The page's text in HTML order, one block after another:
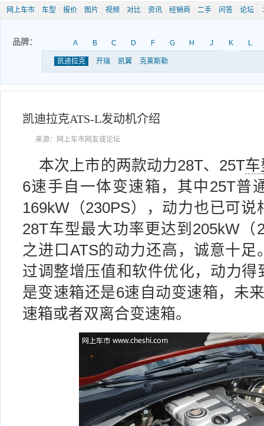
网上车市 车型 报价 图片 视频 对比 资讯 经销商 二手 问答 论坛
品牌： A B C D F G H J K L
凯迪拉克 开瑞 凯翼 克莱斯勒
凯迪拉克ATS-L发动机介绍
来源：网上车市网友或论坛
本次上市的两款动力28T、25T车
6速手自一体变速箱，其中25T普
169kW（230PS），动力也已可
28T车型最大功率更达到205kW（
之进口ATS的动力还高，诚意十足
过调整增压值和软件优化，动力
是变速箱还是6速自动变速箱，未
速箱或者双离合变速箱。